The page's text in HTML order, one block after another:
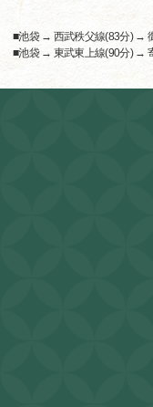
■池袋 → 西武秩父線(83分) →
■池袋 → 東武東上線(90分) →